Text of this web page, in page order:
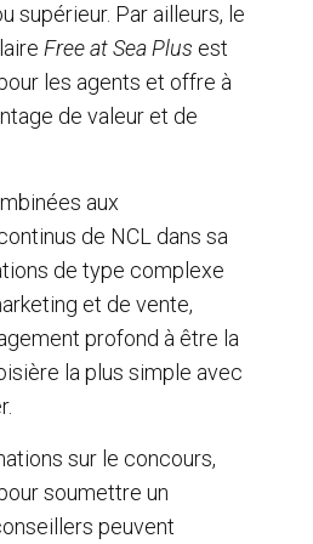
supérieur. Par ailleurs, le
Free at Sea Plus est
les agents et offre à
de valeur et de
aux
de NCL dans sa
de type complexe
et de vente,
profond à être la
la plus simple avec
sur le concours,
soumettre un
peuvent